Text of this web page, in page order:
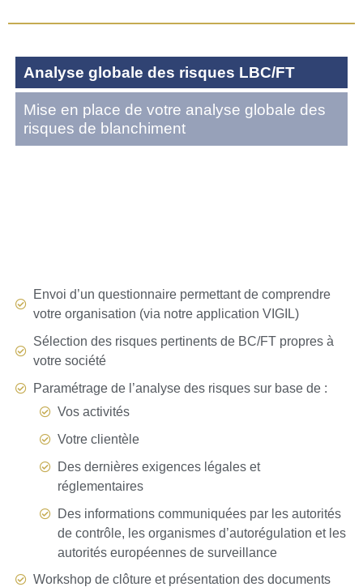
Analyse globale des risques LBC/FT
Mise en place de votre analyse globale des
risques de blanchiment
Envoi d’un questionnaire permettant de comprendre
votre organisation (via notre application VIGIL)
Sélection des risques pertinents de BC/FT propres à
votre société
Paramétrage de l’analyse des risques sur base de :
Vos activités
Votre clientèle
Des dernières exigences légales et
réglementaires
Des informations communiquées par les autorités
de contrôle, les organismes d’autorégulation et les
autorités européennes de surveillance
Workshop de clôture et présentation des documents